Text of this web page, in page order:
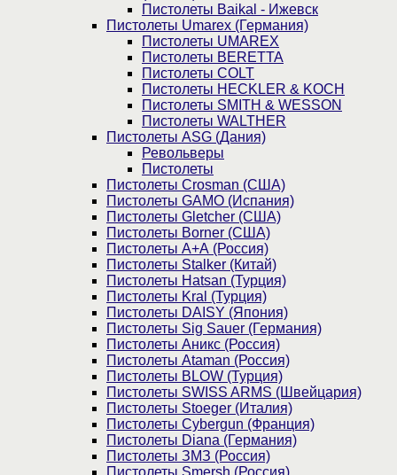
Пистолеты Baikal - Ижевск
Пистолеты Umarex (Германия)
Пистолеты UMAREX
Пистолеты BERETTA
Пистолеты COLT
Пистолеты HECKLER & KOCH
Пистолеты SMITH & WESSON
Пистолеты WALTHER
Пистолеты ASG (Дания)
Револьверы
Пистолеты
Пистолеты Crosman (США)
Пистолеты GAMO (Испания)
Пистолеты Gletcher (США)
Пистолеты Borner (США)
Пистолеты А+А (Россия)
Пистолеты Stalker (Китай)
Пистолеты Hatsan (Турция)
Пистолеты Kral (Турция)
Пистолеты DAISY (Япония)
Пистолеты Sig Sauer (Германия)
Пистолеты Аникс (Россия)
Пистолеты Ataman (Россия)
Пистолеты BLOW (Турция)
Пистолеты SWISS ARMS (Швейцария)
Пистолеты Stoeger (Италия)
Пистолеты Cybergun (Франция)
Пистолеты Diana (Германия)
Пистолеты ЗМЗ (Россия)